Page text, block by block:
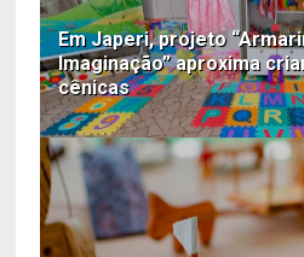
Em Japeri, projeto
Imaginação” aproxima
cênicas